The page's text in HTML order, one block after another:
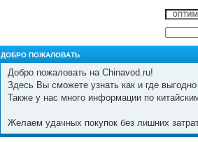
ДОБРО ПОЖАЛОВАТЬ
Добро пожаловать на Chinavod.ru!
Здесь Вы сможете узнать как и где
Также у нас много информации по
Желаем удачных покупок без лишних